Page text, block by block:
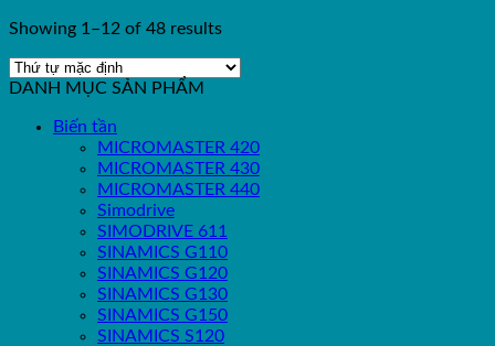
Showing 1–12 of 48 results
DANH MỤC SẢN PHẨM
Biến tần
MICROMASTER 420
MICROMASTER 430
MICROMASTER 440
Simodrive
SIMODRIVE 611
SINAMICS G110
SINAMICS G120
SINAMICS G130
SINAMICS G150
SINAMICS S120